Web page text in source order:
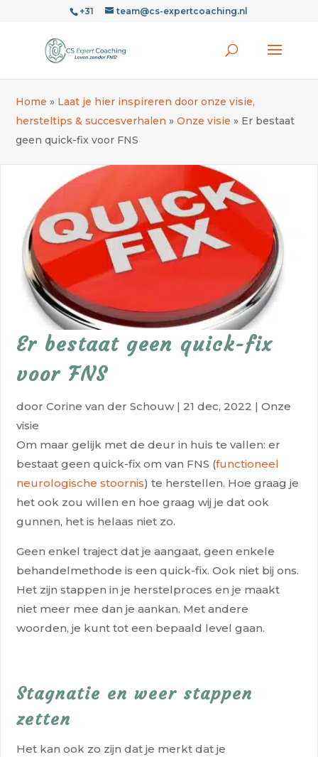
+31 team@cs-expertcoaching.nl
Home » Laat je hier inspireren door onze visie,
hersteltips & succesverhalen »Onze visie » Er bestaat
geen quick-fix voor FNS
Er bestaat geen quick-fix
voor FNS
doorCorine van der Schouw| 21 dec, 2022 |Onze
visie
Om maar gelijk met de deur in huis te vallen: er
bestaat geen quick-fix om van FNS (functioneel
neurologische stoornis) te herstellen. Hoe graag je
het ook zou willen en hoe graag wij je dat ook
gunnen, het is helaas niet zo.
Geen enkel traject dat je aangaat, geen enkele
behandelmethode is een quick-fix. Ook niet bij ons.
Het zijn stappen in je herstelproces en je maakt
niet meer mee dan je aankan. Met andere
woorden, je kunt tot een bepaald level gaan.
Stagnatie en weer stappen
zetten
Het kan ook zo zijn dat je merkt dat je